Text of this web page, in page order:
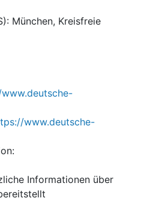
: München, Kreisfreie
www.deutsche-
:
Informationen über